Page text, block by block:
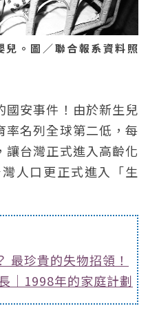
兒。圖／聯合報系資料照
國安事件！由於新生兒
率名列全球第二低，每
讓台灣正式進入高齡化
人口更正式進入「生
最珍貴的失物招領！
｜1998年的家庭計劃